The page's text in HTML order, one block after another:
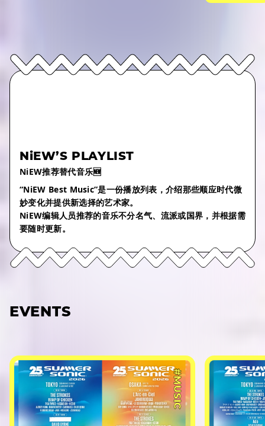
NiEW’S PLAYLIST
NiEW推荐替代音乐🆕
“NiEW Best Music”是一份播放列表，介绍那些顺应时代微
妙变化并提供新选择的艺术家。
NiEW编辑人员推荐的音乐不分名气、流派或国界，并根据需
要随时更新。
EVENTS
#MUSIC